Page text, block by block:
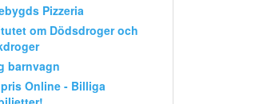
Pizzeria
om Dödsdroger och
barnvagn
Online - Billiga